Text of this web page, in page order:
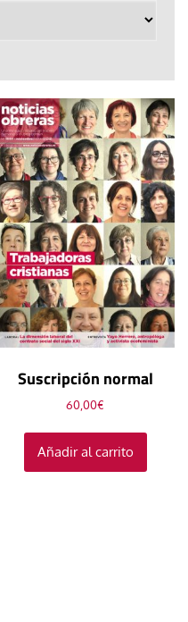
Suscripción normal
60,00€
Añadir al carrito